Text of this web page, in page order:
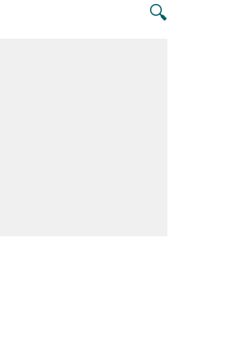
🔍